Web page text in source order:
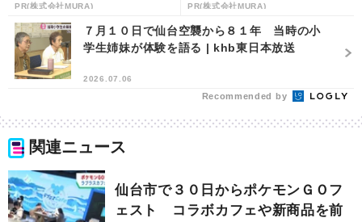
PR(株式会社MURA) PR(株式会社MURA)
７月１０日で仙台空襲から８１年 当時の小
学生姉妹が体験を語る | khb東日本放送
2026.07.06
Recommended by
関連ニュース
仙台市で３０日からポケモンＧＯフ
ェスト コラボカフェや新商品を前